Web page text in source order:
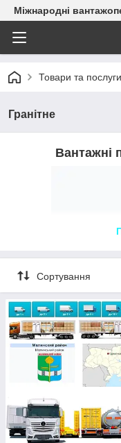
Міжнародні
Товари та послуги
Гранітне
Вантажні
Логіст: Ольга
Telegram,
Компанія
грузоперевезення з
Ми здійснюємо
включаючи бортові
команда логістів і
доставки та
«Logistic Systems»
Сортування